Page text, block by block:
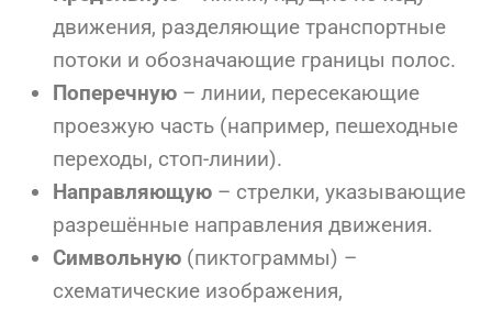
движения, разделяющие транспортные
потоки и обозначающие границы полос.
Поперечную – линии, пересекающие
проезжую часть (например, пешеходные
переходы, стоп-линии).
Направляющую – стрелки, указывающие
разрешённые направления движения.
Символьную (пиктограммы) –
схематические изображения,